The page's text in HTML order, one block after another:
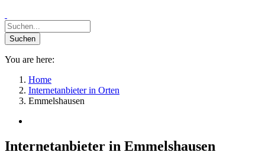
You are here:
Home
Internetanbieter in Orten
Emmelshausen
Internetanbieter in Emmelshausen